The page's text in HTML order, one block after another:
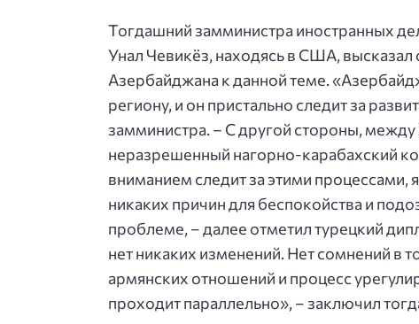
Тогдашний замминистра иностранных
Унал Чевикёз, находясь в США,
Азербайджана к данной теме.
региону, и он пристально следит за
замминистра. – С другой стороны,
неразрешенный нагорно-карабахский
вниманием следит за этими процессами,
никаких причин для беспокойства и
проблеме, – далее отметил турецкий
нет никаких изменений. Нет сомнений в
армянских отношений и процесс
проходит параллельно», – заключил